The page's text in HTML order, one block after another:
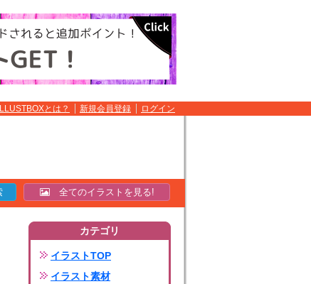
ILLUSTBOXとは？ 新規会員登録 ログイン
全てのイラストを見る!
カテゴリ
イラストTOP
イラスト素材